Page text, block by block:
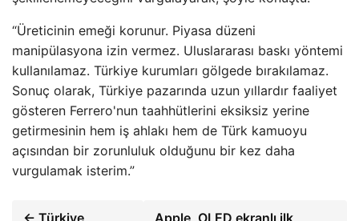
“Üreticinin emeği korunur. Piyasa düzeni
manipülasyona izin vermez. Uluslararası baskı yöntemi
kullanılamaz. Türkiye kurumları gölgede bırakılamaz.
Sonuç olarak, Türkiye pazarında uzun yıllardır faaliyet
gösteren Ferrero'nun taahhütlerini eksiksiz yerine
getirmesinin hem iş ahlakı hem de Türk kamuoyu
açısından bir zorunluluk olduğunu bir kez daha
vurgulamak isterim.”
← Türkiye Apple, OLED ekranlı ilk